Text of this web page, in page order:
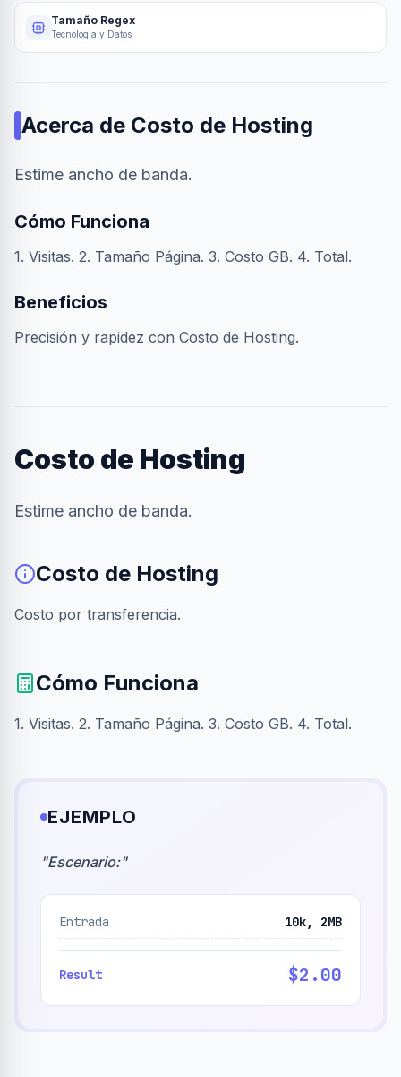
Tamaño Regex
Tecnología y Datos
Acerca de Costo de Hosting
Estime ancho de banda.
Cómo Funciona
1. Visitas. 2. Tamaño Página. 3. Costo GB. 4. Total.
Beneficios
Precisión y rapidez con Costo de Hosting.
Costo de Hosting
Estime ancho de banda.
Costo de Hosting
Costo por transferencia.
Cómo Funciona
1. Visitas. 2. Tamaño Página. 3. Costo GB. 4. Total.
EJEMPLO
"Escenario:"
Entrada 10k, 2MB
Result $2.00